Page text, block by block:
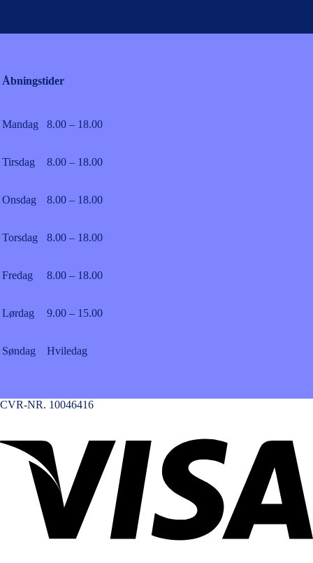
Åbningstider
Mandag 8.00 – 18.00
Tirsdag 8.00 – 18.00
Onsdag 8.00 – 18.00
Torsdag 8.00 – 18.00
Fredag 8.00 – 18.00
Lørdag 9.00 – 15.00
Søndag Hviledag
CVR-NR. 10046416